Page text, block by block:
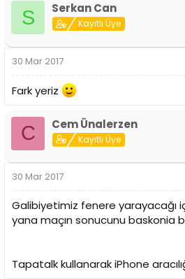
S Serkan Can
Kayıtlı Üye
30 Mar 2017
Fark yeriz
C Cem Ünalerzen
Kayıtlı Üye
30 Mar 2017
Galibiyetimiz fenere yarayacağı
yana maçın sonucunu baskonia
Tapatalk kullanarak iPhone